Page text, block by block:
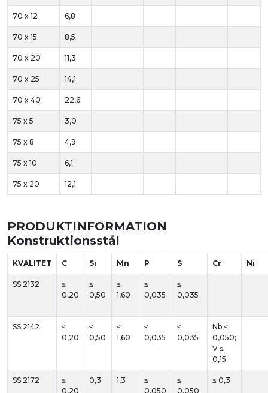
70 x 12 6,8
70 x 15 8,5
70 x 20 11,3
70 x 25 14,1
70 x 40 22,6
75 x 5 3,0
75 x 8 4,9
75 x 10 6,1
75 x 20 12,1
PRODUKTINFORMATION
Konstruktionsstål
KVALITET C Si Mn P S Cr Ni
SS 2132
≤
0,20
≤
0,50
≤
1,60
≤
0,035
≤
0,035
SS 2142
≤
0,20
≤
0,50
≤
1,60
≤
0,035
≤
0,035
Nb ≤
0,050;
V ≤
0,15
SS 2172
≤
0,20
0,3 1,3
≤
0,050
≤
0,050
≤ 0,3